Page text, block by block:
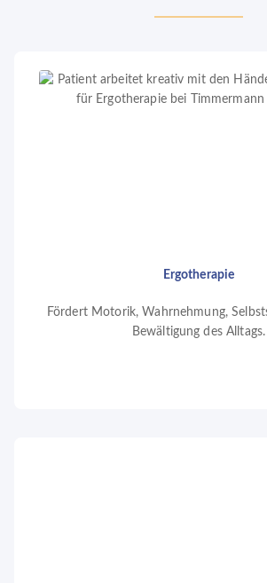
Ergotherapie
Fördert Motorik, Wahrnehmung,
Bewältigung des Alltags.